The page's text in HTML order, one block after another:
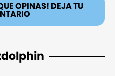
OPINAS! DEJA TU